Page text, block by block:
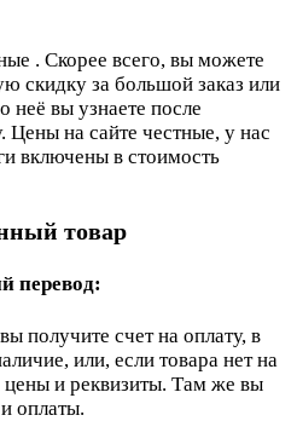
. Скорее всего, вы можете
скидку за большой заказ или
неё вы узнаете после
Цены на сайте честные, у нас
включены в стоимость
товар
перевод:
получите счет на оплату, в
или, если товара нет на
цены и реквизиты. Там же вы
оплаты.